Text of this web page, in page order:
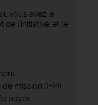
vous avez le
de l'initiative, et le
de mission (IFM)
payés